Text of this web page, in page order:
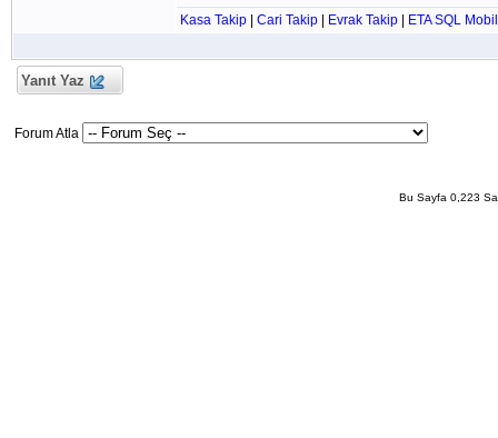
Kasa Takip Cari Takip Evrak Takip ETA SQL Mobil
Yanıt Yaz
Forum Atla
Bu Sayfa 0,223